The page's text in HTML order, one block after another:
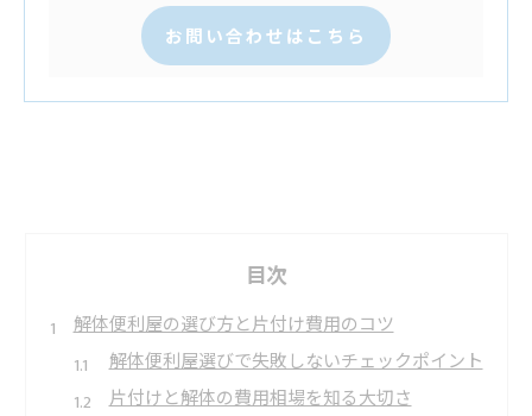
お問い合わせはこちら
目次
解体便利屋の選び方と片付け費用のコツ
解体便利屋選びで失敗しないチェックポイント
片付けと解体の費用相場を知る大切さ